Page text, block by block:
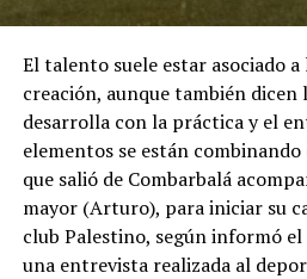
El talento suele estar asociado
creación, aunque también dicen
desarrolla con la práctica y el
elementos se están
que salió de Combarbalá
mayor (Arturo), para iniciar su
club Palestino, según informó el
una entrevista realizada al